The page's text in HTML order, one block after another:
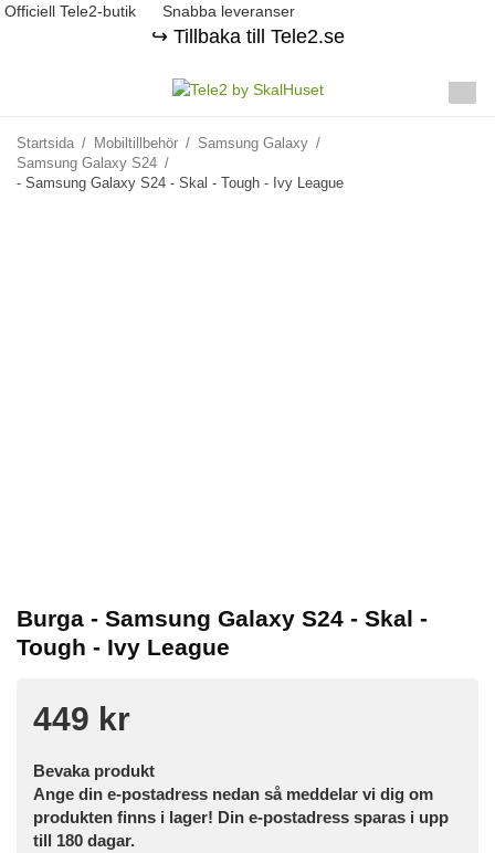
Officiell Tele2-butik Snabba leveranser
↪️ Tillbaka till Tele2.se
Startsida / Mobiltillbehör / Samsung Galaxy /
Samsung Galaxy S24 /
- Samsung Galaxy S24 - Skal - Tough - Ivy League
Burga - Samsung Galaxy S24 - Skal -
Tough - Ivy League
449 kr
Bevaka produkt
Ange din e-postadress nedan så meddelar vi dig om
produkten finns i lager! Din e-postadress sparas i upp
till 180 dagar.